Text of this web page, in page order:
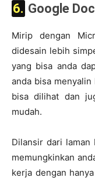
6. Google
Mirip dengan
didesain lebih
yang bisa anda
anda bisa
bisa dilihat dan
mudah.
Dilansir dari laman
memungkinkan
kerja dengan